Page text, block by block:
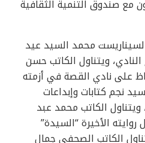
مع صندوق التنمية الثقافية
محمد السيد عيد
ويتناول الكاتب حسن
على نادي القصة في أزمته
نجم كتابات وإبداعات
الكاتب محمد عبد
الأخيرة “السيدة”
الكاتب الصحفي جمال